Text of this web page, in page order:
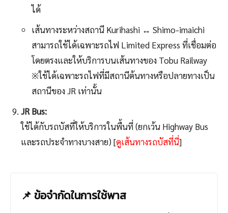
ได้
เส้นทางระหว่างสถานี Kurihashi ↔ Shimo-imaichi
สามารถใช้ได้เฉพาะรถไฟ Limited Express ที่เชื่อมต่อ
โดยตรงและให้บริการบนเส้นทางของ Tobu Railway
※ใช้ได้เฉพาะรถไฟที่มีสถานีต้นทางหรือปลายทางเป็น
สถานีของ JR เท่านั้น
JR Bus:
ใช้ได้กับรถบัสที่ให้บริการในพื้นที่ (ยกเว้น Highway Bus
และรถประจำทางบางสาย) [ดูเส้นทางรถบัสที่นี่]
📌 ข้อจำกัดในการใช้พาส